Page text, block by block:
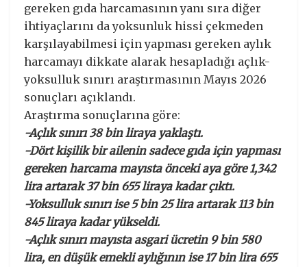
gereken gıda harcamasının yanı sıra diğer
ihtiyaçlarını da yoksunluk hissi çekmeden
karşılayabilmesi için yapması gereken aylık
harcamayı dikkate alarak hesapladığı açlık-
yoksulluk sınırı araştırmasının Mayıs 2026
sonuçları açıklandı.
Araştırma sonuçlarına göre:
-Açlık sınırı 38 bin liraya yaklaştı.
-Dört kişilik bir ailenin sadece gıda için yapması
gereken harcama mayısta önceki aya göre 1,342
lira artarak 37 bin 655 liraya kadar çıktı.
-Yoksulluk sınırı ise 5 bin 25 lira artarak 113 bin
845 liraya kadar yükseldi.
-Açlık sınırı mayısta asgari ücretin 9 bin 580
lira, en düşük emekli aylığının ise 17 bin lira 655